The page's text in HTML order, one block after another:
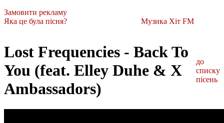
Замовити рекламу
Яка це була пісня?
Музика Хіт FM
Lost Frequencies - Back To
You (feat. Elley Duhe & X
Ambassadors)
до
списку
пісень